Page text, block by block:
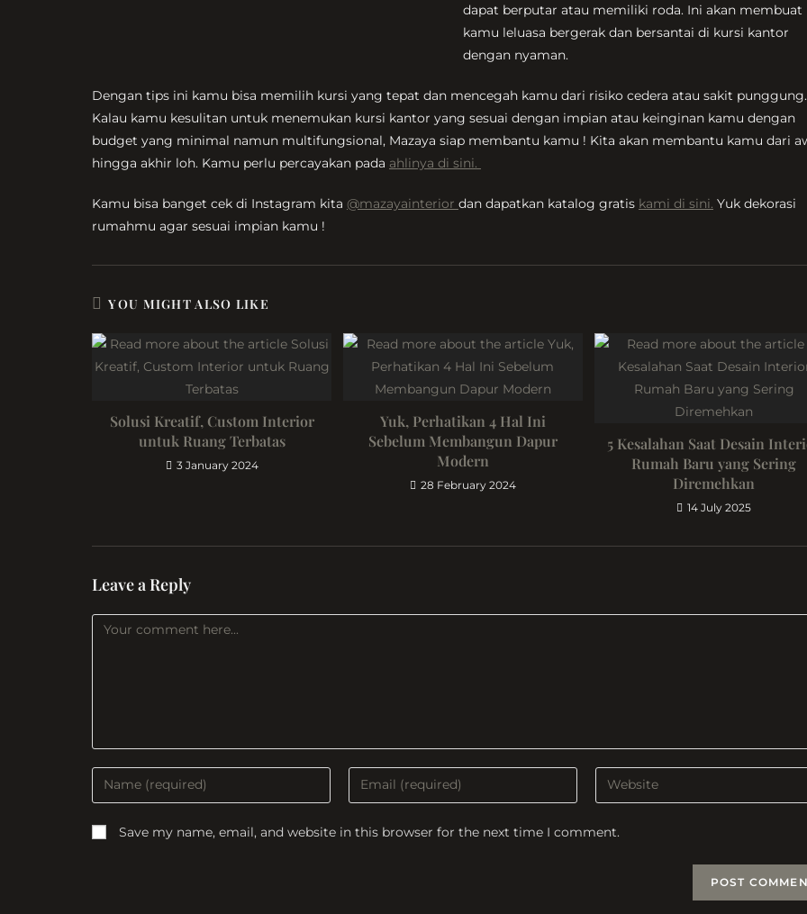
dapat berputar atau memiliki roda. Ini akan membuat
kamu leluasa bergerak dan bersantai di kursi kantor
dengan nyaman.
Dengan tips ini kamu bisa memilih kursi yang tepat dan mencegah kamu dari risiko cedera atau sakit punggung.
Kalau kamu kesulitan untuk menemukan kursi kantor yang sesuai dengan impian atau keinginan kamu dengan
budget yang minimal namun multifungsional, Mazaya siap membantu kamu ! Kita akan membantu kamu dari
hingga akhir loh. Kamu perlu percayakan pada ahlinya di sini.
Kamu bisa banget cek di Instagram kita @mazayainterior dan dapatkan katalog gratis kami di sini. Yuk dekorasi
rumahmu agar sesuai impian kamu !
YOU MIGHT ALSO LIKE
Solusi Kreatif, Custom Interior
untuk Ruang Terbatas
3 January 2024
Yuk, Perhatikan 4 Hal Ini
Sebelum Membangun Dapur
Modern
28 February 2024
5 Kesalahan Saat Desain
Rumah Baru yang Sering
Diremehkan
14 July 2025
Leave a Reply
Comment
Enter
your
name
or
Enter
your
Enter
your
Save my name, email, and website in this browser for the next time I comment.